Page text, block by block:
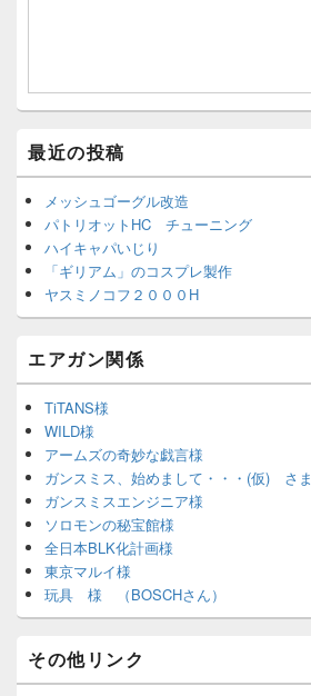
最近の投稿
メッシュゴーグル改造
パトリオットHC チューニング
ハイキャパいじり
「ギリアム」のコスプレ製作
ヤスミノコフ２０００H
エアガン関係
TiTANS様
WILD様
アームズの奇妙な戯言様
ガンスミス、始めまして・・・(仮) さま
ガンスミスエンジニア様
ソロモンの秘宝館様
全日本BLK化計画様
東京マルイ様
玩具 様 （BOSCHさん）
その他リンク